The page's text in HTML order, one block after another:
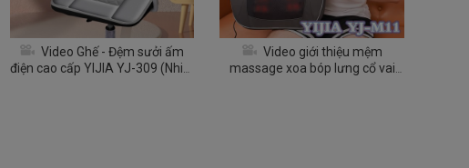
Video Ghế - Đệm sưởi ấm
điện cao cấp YIJIA YJ-309 (Nhiệt
Video giới thiệu mệm
massage xoa bóp lưng cổ vai